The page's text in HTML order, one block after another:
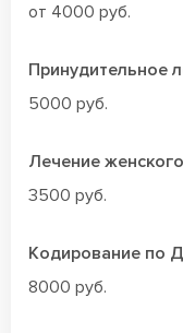
от 4000 руб.
Принудительное
5000 руб.
Лечение
3500 руб.
Кодирование по
8000 руб.